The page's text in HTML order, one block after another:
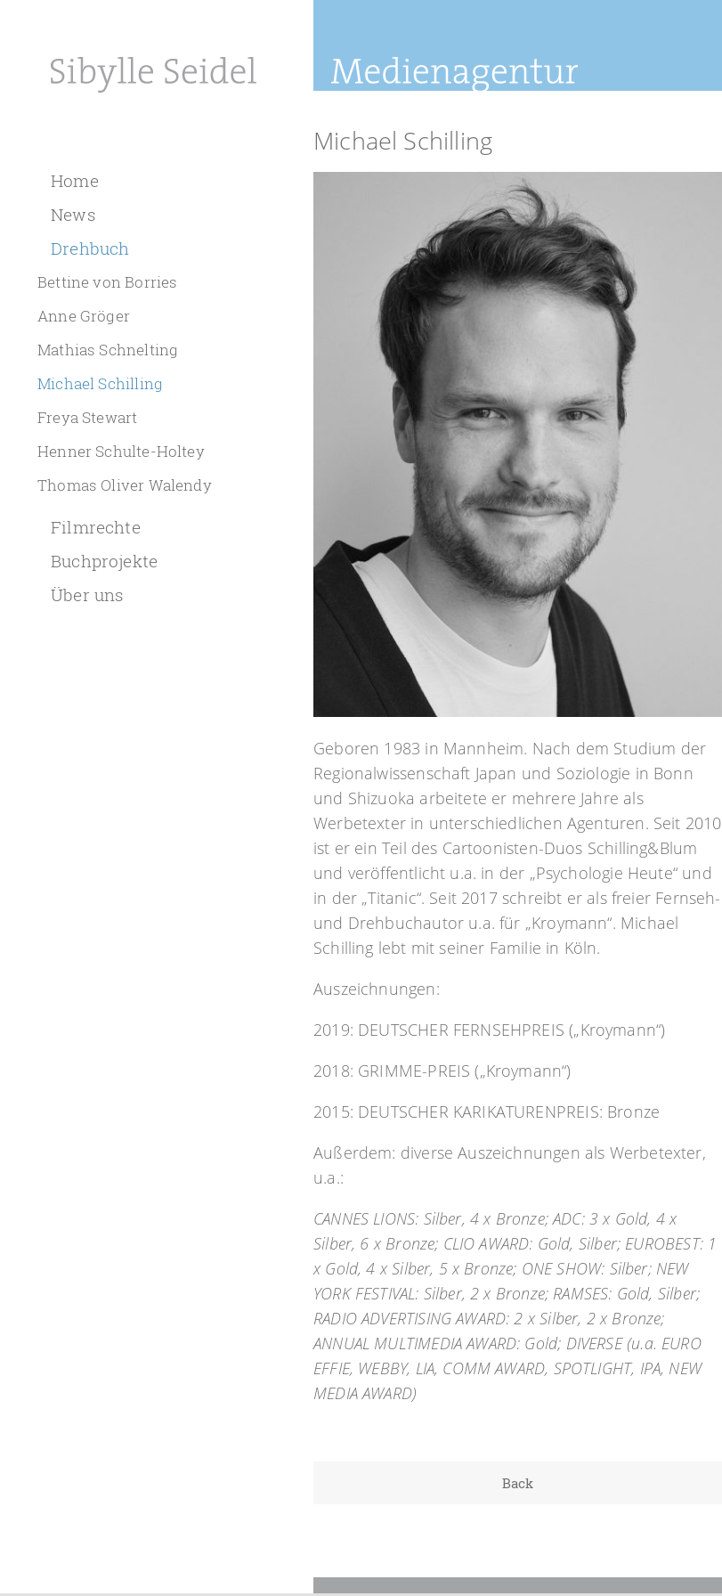
Home
News
Drehbuch
Bettine von Borries
Anne Gröger
Mathias Schnelting
Michael Schilling
Freya Stewart
Henner Schulte-Holtey
Thomas Oliver Walendy
Filmrechte
Buchprojekte
Über uns
Michael Schilling
Geboren 1983 in Mannheim. Nach dem Studium der
Regionalwissenschaft Japan und Soziologie in Bonn
und Shizuoka arbeitete er mehrere Jahre als
Werbetexter in unterschiedlichen Agenturen. Seit 2010
ist er ein Teil des Cartoonisten-Duos Schilling&Blum
und veröffentlicht u.a. in der „Psychologie Heute“ und
in der „Titanic“. Seit 2017 schreibt er als freier Fernseh-
und Drehbuchautor u.a. für „Kroymann“. Michael
Schilling lebt mit seiner Familie in Köln.
Auszeichnungen:
2019: DEUTSCHER FERNSEHPREIS („Kroymann“)
2018: GRIMME-PREIS („Kroymann“)
2015: DEUTSCHER KARIKATURENPREIS: Bronze
Außerdem: diverse Auszeichnungen als Werbetexter,
u.a.:
CANNES LIONS: Silber, 4 x Bronze; ADC: 3 x Gold, 4 x
Silber, 6 x Bronze; CLIO AWARD: Gold, Silber; EUROBEST: 1
x Gold, 4 x Silber, 5 x Bronze; ONE SHOW: Silber; NEW
YORK FESTIVAL: Silber, 2 x Bronze; RAMSES: Gold, Silber;
RADIO ADVERTISING AWARD: 2 x Silber, 2 x Bronze;
ANNUAL MULTIMEDIA AWARD: Gold; DIVERSE (u.a. EURO
EFFIE, WEBBY, LIA, COMM AWARD, SPOTLIGHT, IPA, NEW
MEDIA AWARD)
Back